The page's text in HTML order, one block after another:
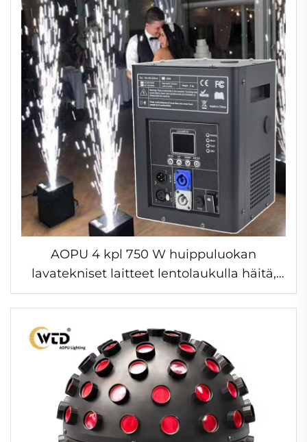
AOPU 4 kpl 750 W huippuluokan
lavatekniset laitteet lentolaukulla häitä,
kerhoja varten erikoisvaikutukset